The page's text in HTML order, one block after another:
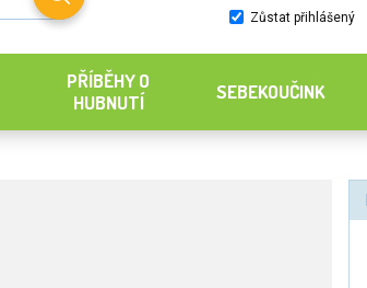
Zůstat přihlášený
PŘÍBĚHY O
HUBNUTÍ
SEBEKOUČINK